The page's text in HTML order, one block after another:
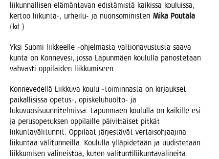
lii­kun­nal­li­sen elä­män­ta­van edis­tä­mis­tä kai­kis­sa kou­luis­sa,
ker­too liikunta‑, urhei­lu- ja nuo­ri­so­mi­nis­te­ri Mika Pou­ta­la
(kd.).
Yksi Suo­mi liik­keel­le ‑ohjel­mas­ta val­tio­na­vus­tus­ta saa­va
kun­ta on Kon­ne­ve­si, jos­sa Lapun­mäen kou­lul­la panos­te­taan
vah­vas­ti oppi­lai­den liikkumiseen.
Kon­ne­ve­del­lä Liik­ku­va kou­lu ‑toi­min­nas­ta on kir­jauk­set
pai­kal­li­sis­sa opetus‑, opis­ke­lu­huol­to- ja
luku­vuo­si­suun­ni­tel­mis­sa. Lapun­mäen kou­lul­la on kai­kil­le esi-
ja perus­o­pe­tuk­sen oppi­lail­le päi­vit­täi­set pit­kät
lii­kun­ta­vä­li­tun­nit. Oppi­laat jär­jes­tä­vät ver­tai­soh­jaa­ji­na
lii­kun­taa väli­tun­neil­la. Kou­lul­la yllä­pi­de­tään ja uudis­te­taan
liik­ku­mi­sen väli­neis­töä, kuten väli­tun­ti­lii­kun­ta­vä­li­nei­tä.